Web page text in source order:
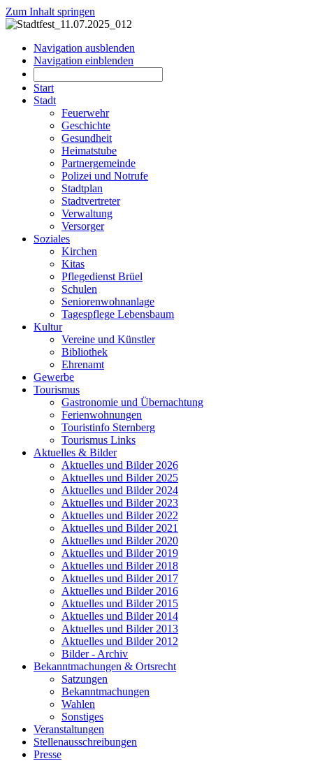
Zum Inhalt springen
Navigation ausblenden
Navigation einblenden
Start
Stadt
Feuerwehr
Geschichte
Gesundheit
Heimatstube
Partnergemeinde
Polizei und Notrufe
Stadtplan
Stadtvertreter
Verwaltung
Versorger
Soziales
Kirchen
Kitas
Pflegedienst Brüel
Schulen
Seniorenwohnanlage
Tagespflege Lebensbaum
Kultur
Vereine und Künstler
Bibliothek
Ehrenamt
Gewerbe
Tourismus
Gastronomie und Übernachtung
Ferienwohnungen
Touristinfo Sternberg
Tourismus Links
Aktuelles & Bilder
Aktuelles und Bilder 2026
Aktuelles und Bilder 2025
Aktuelles und Bilder 2024
Aktuelles und Bilder 2023
Aktuelles und Bilder 2022
Aktuelles und Bilder 2021
Aktuelles und Bilder 2020
Aktuelles und Bilder 2019
Aktuelles und Bilder 2018
Aktuelles und Bilder 2017
Aktuelles und Bilder 2016
Aktuelles und Bilder 2015
Aktuelles und Bilder 2014
Aktuelles und Bilder 2013
Aktuelles und Bilder 2012
Bilder - Archiv
Bekanntmachungen & Ortsrecht
Satzungen
Bekanntmachungen
Wahlen
Sonstiges
Veranstaltungen
Stellenausschreibungen
Presse